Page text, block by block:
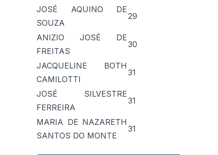
JOSÉ AQUINO DE
SOUZA
29
ANIZIO JOSÉ DE
FREITAS
30
JACQUELINE BOTH
CAMILOTTI
31
JOSÉ SILVESTRE
FERREIRA
31
MARIA DE NAZARETH
SANTOS DO MONTE
31